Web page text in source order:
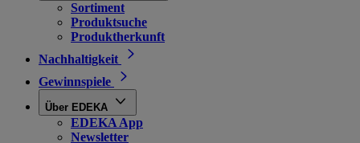
Sortiment
Produktsuche
Produktherkunft
Nachhaltigkeit
Gewinnspiele
Über EDEKA
EDEKA App
Newsletter